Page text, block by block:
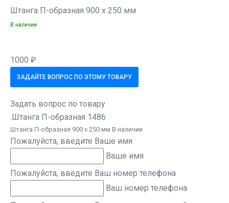
Штанга П-образная 900 х 250 мм
В наличии
1000 ₽
ЗАДАЙТЕ ВОПРОС ПО ЭТОМУ ТОВАРУ
Задать вопрос по товару
.Штанга П-образная 1486
Штанга П-образная 900 х 250 мм В наличии
Пожалуйста, введите Ваше имя
Ваше имя
Пожалуйста, введите Ваш номер телефона
Ваш номер телефона